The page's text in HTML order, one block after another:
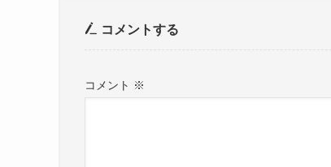
コメントする
コメント ※